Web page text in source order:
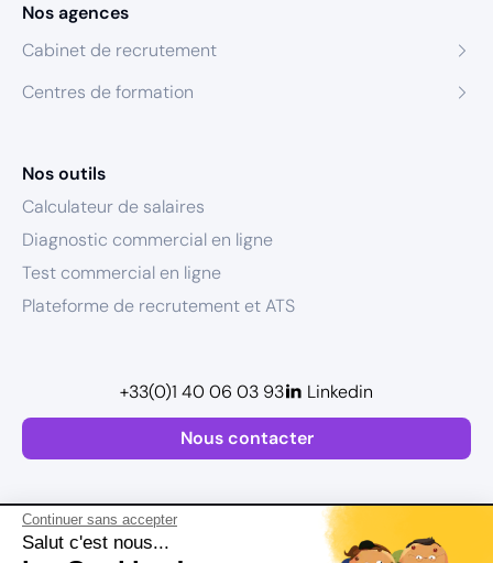
Continuer sans accepter
Salut c'est nous...
Nos agences
Cabinet de recrutement
Centres de formation
Nos outils
Calculateur de salaires
Diagnostic commercial en ligne
Test commercial en ligne
Plateforme de recrutement et ATS
Nous contacter
+33(0)1 40 06 03 93 Linkedin